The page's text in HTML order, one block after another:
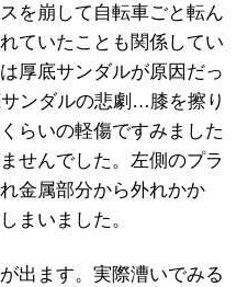
を崩して自転車ごと転ん
ていたことも関係してい
厚底サンダルが原因だっ
ンダルの悲劇…膝を擦り
らいの軽傷ですみました
せんでした。左側のプラ
金属部分から外れかか
まいました。
出ます。実際漕いでみる